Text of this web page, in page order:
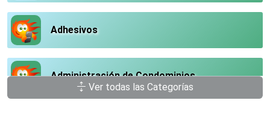
Adhesivos
Administración de Condominios
Ver todas las Categorías